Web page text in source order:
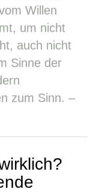
Willen
um nicht
auch nicht
Sinne der
zum Sinn. –